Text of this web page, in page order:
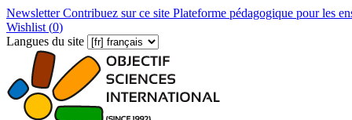
NewsletterContribuez sur ce site Plateforme pédagogique pour les
Wishlist (0)
Langues du site